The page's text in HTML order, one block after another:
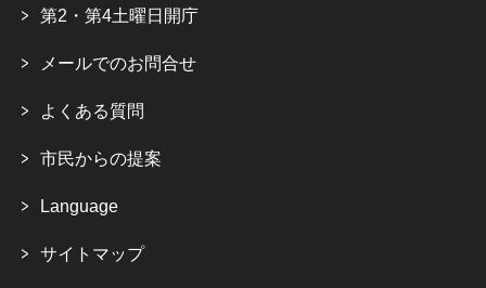
第2・第4土曜日開庁
メールでのお問合せ
よくある質問
市民からの提案
Language
サイトマップ